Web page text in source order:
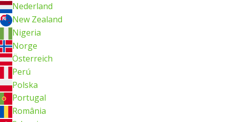
Nederland
New Zealand
Nigeria
Norge
Österreich
Perú
Polska
Portugal
România